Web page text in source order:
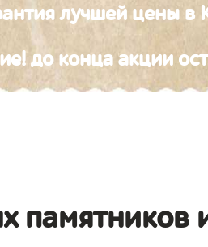
лучшей цены в
до конца акции